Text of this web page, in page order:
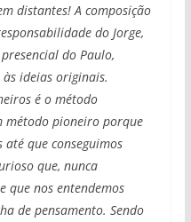
distantes! A composição
do Jorge,
do Paulo,
ideias originais.
é o método
método pioneiro porque
até que conseguimos
que, nunca
que nos entendemos
de pensamento. Sendo